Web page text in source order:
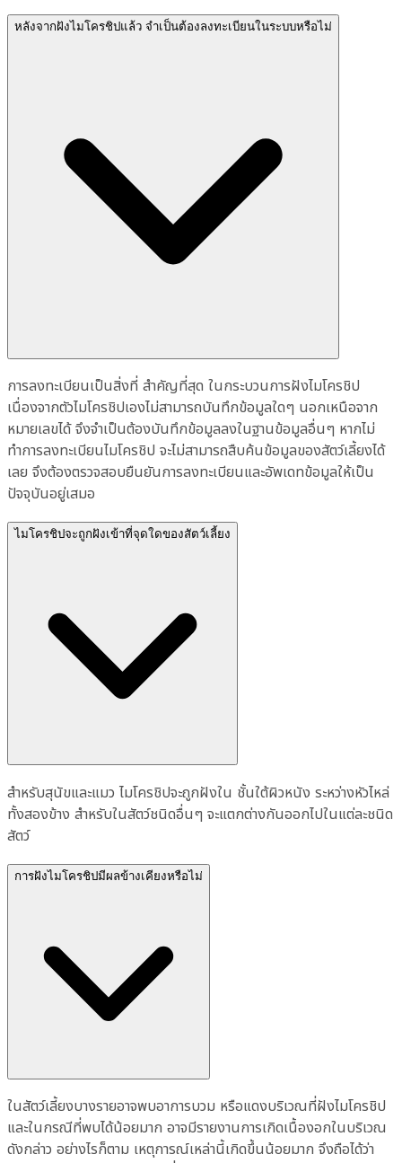
หลังจากฝังไมโครชิปแล้ว จำเป็นต้องลงทะเบียนในระบบหรือไม่
การลงทะเบียนเป็นสิ่งที่ สำคัญที่สุด ในกระบวนการฝังไมโครชิป
เนื่องจากตัวไมโครชิปเองไม่สามารถบันทึกข้อมูลใดๆ นอกเหนือจาก
หมายเลขได้ จึงจำเป็นต้องบันทึกข้อมูลลงในฐานข้อมูลอื่นๆ หากไม่
ทำการลงทะเบียนไมโครชิป จะไม่สามารถสืบค้นข้อมูลของสัตว์เลี้ยงได้
เลย จึงต้องตรวจสอบยืนยันการลงทะเบียนและอัพเดทข้อมูลให้เป็น
ปัจจุบันอยู่เสมอ
ไมโครชิปจะถูกฝังเข้าที่จุดใดของสัตว์เลี้ยง
สำหรับสุนัขและแมว ไมโครชิปจะถูกฝังใน ชั้นใต้ผิวหนัง ระหว่างหัวไหล่
ทั้งสองข้าง สำหรับในสัตว์ชนิดอื่นๆ จะแตกต่างกันออกไปในแต่ละชนิด
สัตว์
การฝังไมโครชิปมีผลข้างเคียงหรือไม่
ในสัตว์เลี้ยงบางรายอาจพบอาการบวม หรือแดงบริเวณที่ฝังไมโครชิป
และในกรณีที่พบได้น้อยมาก อาจมีรายงานการเกิดเนื้องอกในบริเวณ
ดังกล่าว อย่างไรก็ตาม เหตุการณ์เหล่านี้เกิดขึ้นน้อยมาก จึงถือได้ว่า